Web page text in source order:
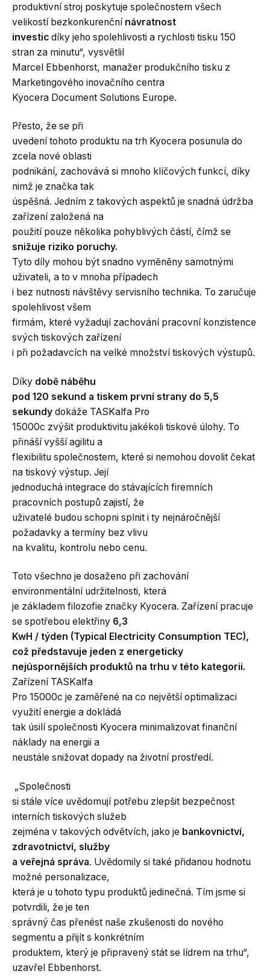
produktivní stroj poskytuje společnostem všech
velikostí bezkonkurenční návratnost
investic díky jeho spolehlivosti a rychlosti tisku 150
stran za minutu“, vysvětlil
Marcel Ebbenhorst, manažer produkčního tisku z
Marketingového inovačního centra
Kyocera Document Solutions Europe.
Přesto, že se při
uvedení tohoto produktu na trh Kyocera posunula do
zcela nové oblasti
podnikání, zachovává si mnoho klíčových funkcí, díky
nimž je značka tak
úspěšná. Jedním z takových aspektů je snadná údržba
zařízení založená na
použití pouze několika pohyblivých částí, čímž se
snižuje riziko poruchy.
Tyto díly mohou být snadno vyměněny samotnými
uživateli, a to v mnoha případech
i bez nutnosti návštěvy servisního technika. To zaručuje
spolehlivost všem
firmám, které vyžadují zachování pracovní konzistence
svých tiskových zařízení
i při požadavcích na velké množství tiskových výstupů.
Díky době náběhu
pod 120 sekund a tiskem první strany do 5,5
sekundy dokáže TASKalfa Pro
15000c zvýšit produktivitu jakékoli tiskové úlohy. To
přináší vyšší agilitu a
flexibilitu společnostem, které si nemohou dovolit čekat
na tiskový výstup. Její
jednoduchá integrace do stávajících firemních
pracovních postupů zajistí, že
uživatelé budou schopni splnit i ty nejnáročnější
požadavky a termíny bez vlivu
na kvalitu, kontrolu nebo cenu.
Toto všechno je dosaženo při zachování
environmentální udržitelnosti, která
je základem filozofie značky Kyocera. Zařízení pracuje
se spotřebou elektřiny 6,3
KwH / týden (Typical Electricity Consumption TEC),
což představuje jeden z energeticky
nejúspornějších produktů na trhu v této kategorii.
Zařízení TASKalfa
Pro 15000c je zaměřené na co největší optimalizaci
využití energie a dokládá
tak úsilí společnosti Kyocera minimalizovat finanční
náklady na energii a
neustále snižovat dopady na životní prostředí.
„Společnosti
si stále více uvědomují potřebu zlepšit bezpečnost
interních tiskových služeb
zejména v takových odvětvích, jako je bankovnictví,
zdravotnictví, služby
a veřejná správa. Uvědomily si také přidanou hodnotu
možné personalizace,
která je u tohoto typu produktů jedinečná. Tím jsme si
potvrdili, že je ten
správný čas přenést naše zkušenosti do nového
segmentu a přijít s konkrétním
produktem, který je připravený stát se lídrem na trhu“,
uzavřel Ebbenhorst.